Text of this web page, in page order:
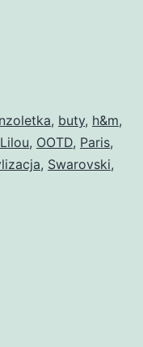
, buty, h&m,
Lilou, OOTD, Paris,
, Swarovski,